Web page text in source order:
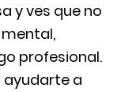
y ves que no
profesional.
ayudarte a